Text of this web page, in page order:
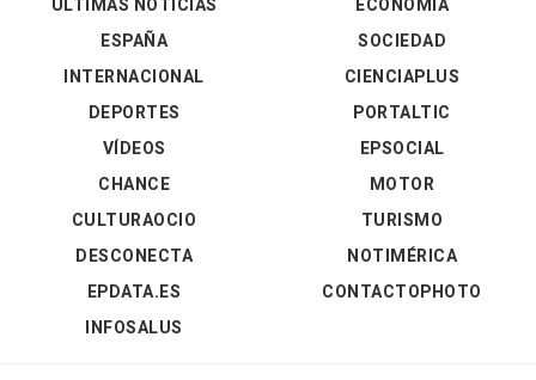
ÚLTIMAS NOTICIAS
ESPAÑA
INTERNACIONAL
DEPORTES
VÍDEOS
ECONOMÍA
SOCIEDAD
CIENCIAPLUS
PORTALTIC
EPSOCIAL
CHANCE
CULTURAOCIO
DESCONECTA
EPDATA.ES
INFOSALUS
MOTOR
TURISMO
NOTIMÉRICA
CONTACTOPHOTO